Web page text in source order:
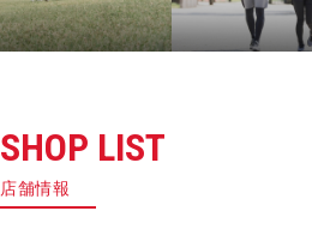
SHOP LIST
店舗情報